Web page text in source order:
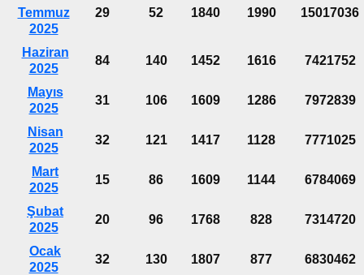
Temmuz
2025
29 52 1840 1990 15017036
Haziran
2025
84 140 1452 1616 7421752
Mayıs
2025
31 106 1609 1286 7972839
Nisan
2025
32 121 1417 1128 7771025
Mart
2025
15 86 1609 1144 6784069
Şubat
2025
20 96 1768 828 7314720
Ocak
2025
32 130 1807 877 6830462